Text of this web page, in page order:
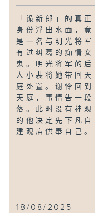
「诡新郎」的真正
身份浮出水面，竟
是一名与明光将军
有过纠葛的痴情女
鬼。明光将军的后
人小裴将她带回天
庭处置。谢怜回到
天庭，事情告一段
落。此时没有神观
的他决定先下凡自
建观庙供奉自己。
18/08/2025